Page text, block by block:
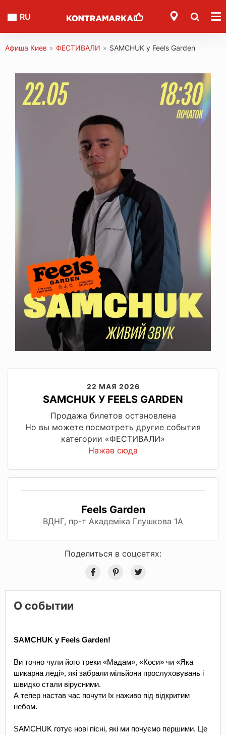
RU
Афиша Киев » ФЕСТИВАЛИ » SAMCHUK у Feels Garden
22 МАЯ 2026
SAMCHUK У FEELS GARDEN
Продажа билетов остановлена
Но вы можете посмотреть другие события
категории «ФЕСТИВАЛИ»
Нажав сюда
Feels Garden
ВДНГ, пр-т Академіка Глушкова 1А
Поделиться в соцсетях:
О событии
SAMCHUK у Feels Garden!
Ви точно чули його треки «Мадам», «Коси» чи «Яка
шикарна леді», які забрали мільйони прослуховувань і
швидко стали вірусними.
А тепер настав час почути їх наживо під відкритим
небом.
SAMCHUK готує нові пісні, які ми почуємо першими. Це